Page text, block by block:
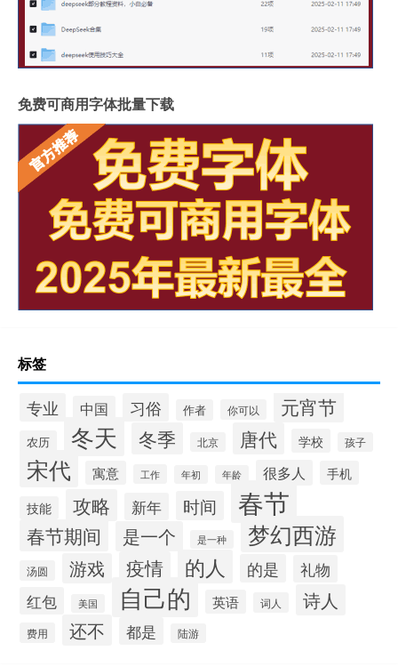
免费可商用字体批量下载
标签
专业 中国 习俗 作者 你可以 元宵节
农历 冬天 冬季 北京 唐代 学校 孩子
宋代 寓意 工作 年初 年龄 很多人 手机
技能 攻略 新年 时间 春节
春节期间 是一个 是一种 梦幻西游
汤圆 游戏 疫情 的人 的是
礼物
红包
美国 自己的 英语 词人 诗人
费用 还不 都是 陆游